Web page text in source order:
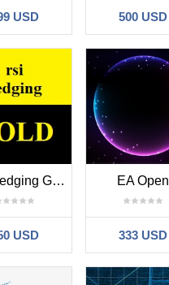
USD 500 USD
RSI Hedging Gold
USD
EA Open
333 USD